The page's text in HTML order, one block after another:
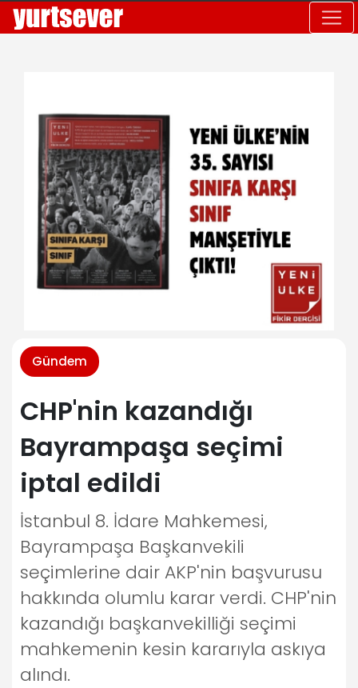
Gündem
CHP'nin kazandığı
Bayrampaşa seçimi
iptal edildi
İstanbul 8. İdare Mahkemesi,
Bayrampaşa Başkanvekili
seçimlerine dair AKP'nin başvurusu
hakkında olumlu karar verdi. CHP'nin
kazandığı başkanvekilliği seçimi
mahkemenin kesin kararıyla askıya
alındı.